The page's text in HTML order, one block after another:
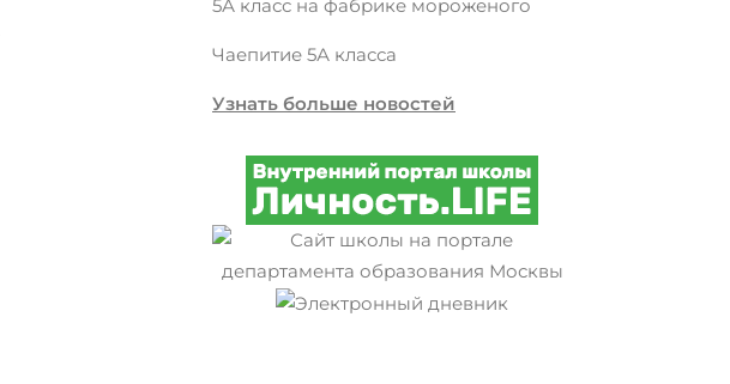
5А класс на фабрике мороженого
Чаепитие 5А класса
Узнать больше новостей